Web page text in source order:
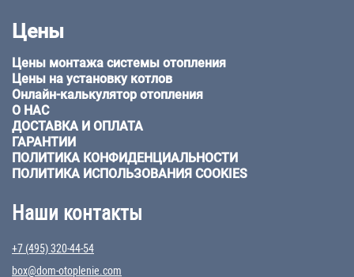
Цены
Цены монтажа системы отопления
Цены на установку котлов
Онлайн-калькулятор отопления
О НАС
ДОСТАВКА И ОПЛАТА
ГАРАНТИИ
ПОЛИТИКА КОНФИДЕНЦИАЛЬНОСТИ
ПОЛИТИКА ИСПОЛЬЗОВАНИЯ COOKIES
Наши контакты
+7 (495) 320-44-54
box@dom-otoplenie.com